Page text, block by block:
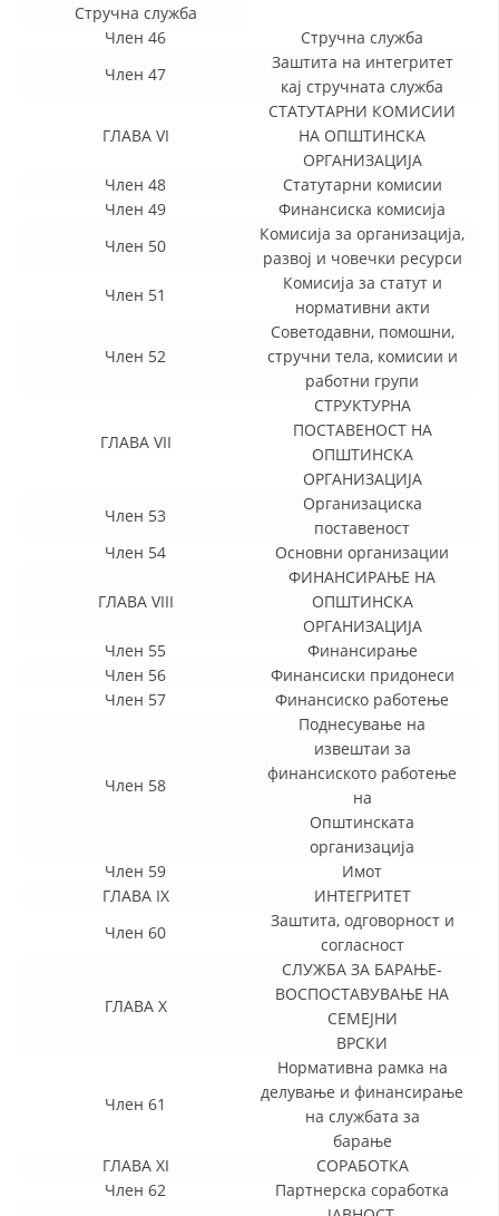
Стручна служба
Член 46
Стручна служба
Член 47
Заштита на интегритет
кај стручната служба
ГЛАВА VI
СТАТУТАРНИ КОМИСИИ
НА ОПШТИНСКА
ОРГАНИЗАЦИЈА
Член 48
Статутарни комисии
Член 49
Финансиска комисија
Член 50
Комисија за организација,
развој и човечки ресурси
Член 51
Комисија за статут и
нормативни акти
Член 52
Советодавни, помошни,
стручни тела, комисии и
работни групи
ГЛАВА VII
СТРУКТУРНА
ПОСТАВЕНОСТ НА
ОПШТИНСКА
ОРГАНИЗАЦИЈА
Член 53
Организациска
поставеност
Член 54
Основни организации
ГЛАВА VIII
ФИНАНСИРАЊЕ НА
ОПШТИНСКА
ОРГАНИЗАЦИЈА
Член 55
Финансирање
Член 56
Финансиски придонеси
Член 57
Финансиско работење
Член 58
Поднесување на
извештаи за
финансиското работење
на
Општинската
организација
Член 59
Имот
ГЛАВА IX
ИНТЕГРИТЕТ
Член 60
Заштита, одговорност и
согласност
ГЛАВА X
СЛУЖБА ЗА БАРАЊЕ-
ВОСПОСТАВУВАЊЕ НА
СЕМЕЈНИ
ВРСКИ
Член 61
Нормативна рамка на
делување и финансирање
на службата за
барање
ГЛАВА XI
СОРАБОТКА
Член 62
Партнерска соработка